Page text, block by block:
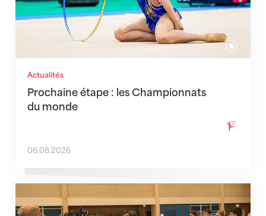
Actualités
Prochaine étape : les Championnats
du monde
06.08.2026
En route pour Zagreb avec des objectifs clairs